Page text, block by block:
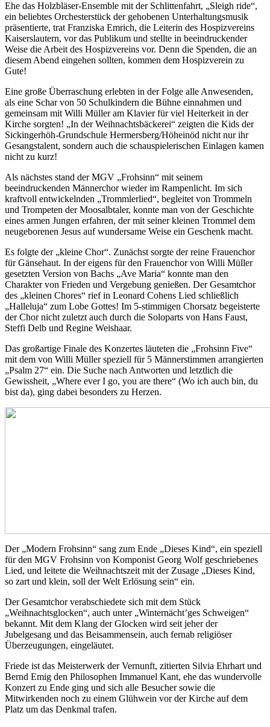
Ehe das Holzbläser-Ensemble mit der Schlittenfahrt, „Sleigh ride“,
ein beliebtes Orchesterstück der gehobenen Unterhaltungsmusik
präsentierte, trat Franziska Emrich, die Leiterin des Hospizvereins
Kaiserslautern, vor das Publikum und stellte in beeindruckender
Weise die Arbeit des Hospizvereins vor. Denn die Spenden, die an
diesem Abend eingehen sollten, kommen dem Hospizverein zu
Gute!
Eine große Überraschung erlebten in der Folge alle Anwesenden,
als eine Schar von 50 Schulkindern die Bühne einnahmen und
gemeinsam mit Willi Müller am Klavier für viel Heiterkeit in der
Kirche sorgten! „In der Weihnachtsbäckerei“ zeigten die Kids der
Sickingerhöh-Grundschule Hermersberg/Höheinöd nicht nur ihr
Gesangstalent, sondern auch die schauspielerischen Einlagen kamen
nicht zu kurz!
Als nächstes stand der MGV „Frohsinn“ mit seinem
beeindruckenden Männerchor wieder im Rampenlicht. Im sich
kraftvoll entwickelnden „Trommlerlied“, begleitet von Trommeln
und Trompeten der Moosalbtaler, konnte man von der Geschichte
eines armen Jungen erfahren, der mit seiner kleinen Trommel dem
neugeborenen Jesus auf wundersame Weise ein Geschenk macht.
Es folgte der „kleine Chor“. Zunächst sorgte der reine Frauenchor
für Gänsehaut. In der eigens für den Frauenchor von Willi Müller
gesetzten Version von Bachs „Ave Maria“ konnte man den
Charakter von Frieden und Vergebung genießen. Der Gesamtchor
des „kleinen Chores“ rief in Leonard Cohens Lied schließlich
„Halleluja“ zum Lobe Gottes! Im 5-stimmigen Chorsatz begeisterte
der Chor nicht zuletzt auch durch die Soloparts von Hans Faust,
Steffi Delb und Regine Weishaar.
Das großartige Finale des Konzertes läuteten die „Frohsinn Five“
mit dem von Willi Müller speziell für 5 Männerstimmen arrangierten
„Psalm 27“ ein. Die Suche nach Antworten und letztlich die
Gewissheit, „Where ever I go, you are there“ (Wo ich auch bin, du
bist da), ging dabei besonders zu Herzen.
Der „Modern Frohsinn“ sang zum Ende „Dieses Kind“, ein speziell
für den MGV Frohsinn von Komponist Georg Wolf geschriebenes
Lied, und leitete die Weihnachtszeit mit der Zusage „Dieses Kind,
so zart und klein, soll der Welt Erlösung sein“ ein.
Der Gesamtchor verabschiedete sich mit dem Stück
„Weihnachtsglocken“, auch unter „Winternächt’ges Schweigen“
bekannt. Mit dem Klang der Glocken wird seit jeher der
Jubelgesang und das Beisammensein, auch fernab religiöser
Überzeugungen, eingeläutet.
Friede ist das Meisterwerk der Vernunft, zitierten Silvia Ehrhart und
Bernd Emig den Philosophen Immanuel Kant, ehe das wundervolle
Konzert zu Ende ging und sich alle Besucher sowie die
Mitwirkenden noch zu einem Glühwein vor der Kirche auf dem
Platz um das Denkmal trafen.